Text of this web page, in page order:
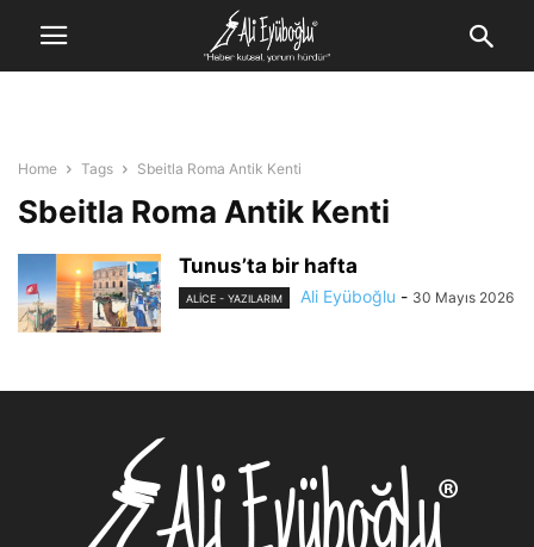
Home Tags Sbeitla Roma Antik Kenti
Sbeitla Roma Antik Kenti
Tunus’ta bir hafta
ALİCE - YAZILARIM Ali Eyüboğlu - 30 Mayıs 2026